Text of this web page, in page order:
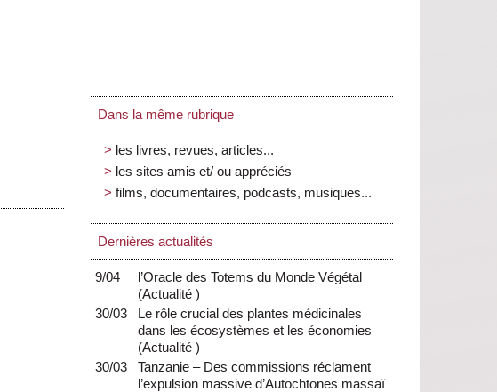
Dans la même rubrique
les livres, revues, articles...
les sites amis et/ ou appréciés
films, documentaires, podcasts, musiques...
Dernières actualités
9/04
l’Oracle des Totems du Monde Végétal
(Actualité)
30/03
Le rôle crucial des plantes médicinales
dans les écosystèmes et les économies
(Actualité)
30/03
Tanzanie – Des commissions réclament
l’expulsion massive d’Autochtones massaï